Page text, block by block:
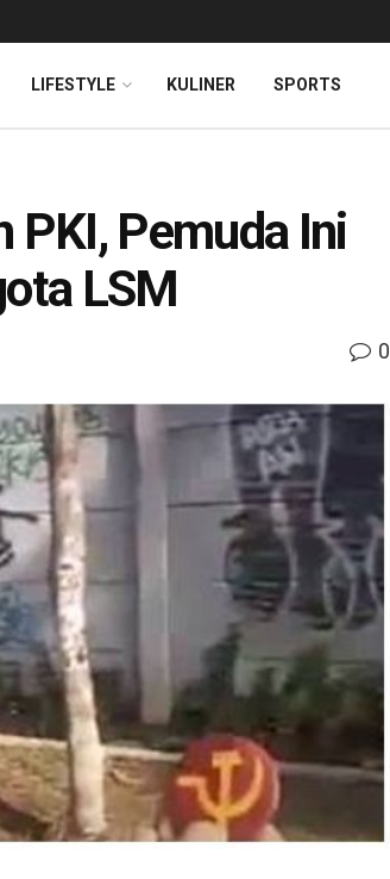
LIFESTYLE KULINER SPORTS
PKI, Pemuda Ini
LSM
0